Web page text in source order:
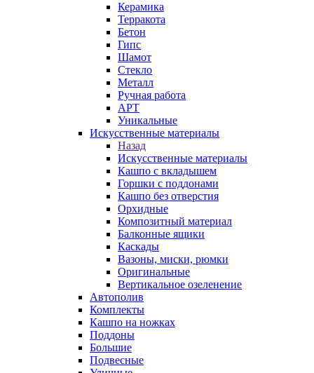
Керамика
Терракота
Бетон
Гипс
Шамот
Стекло
Металл
Ручная работа
АРТ
Уникальные
Искусственные материалы
Назад
Искусственные материалы
Кашпо с вкладышем
Горшки с поддонами
Кашпо без отверстия
Орхидные
Композитный материал
Балконные ящики
Каскады
Вазоны, миски, рюмки
Оригинальные
Вертикальное озеленение
Автополив
Комплекты
Кашпо на ножках
Поддоны
Большие
Подвесные